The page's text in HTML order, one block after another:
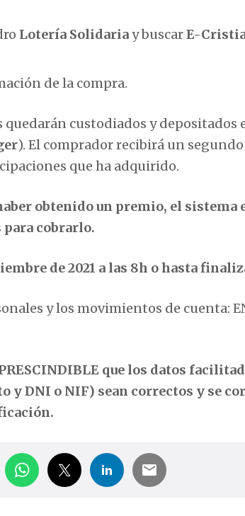
Lotería Solidariay buscarE-
de la compra.
custodiados y
). El comprador recibirá un
que ha adquirido.
obtenido un premio, el sistema
cobrarlo.
de 2021 a las 8h o hasta
y los movimientos de cuenta:
que los datos
y DNI o NIF) sean correctos y se